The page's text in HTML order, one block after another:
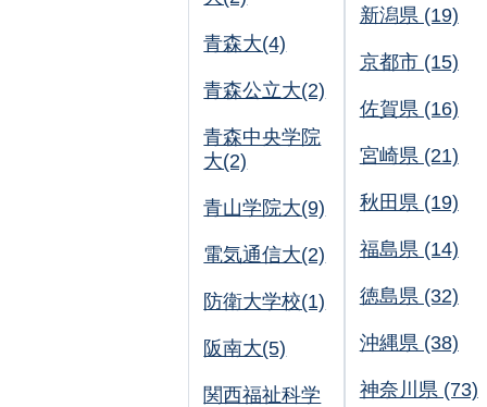
青森大(4)
青森公立大(2)
青森中央学院
大(2)
青山学院大(9)
電気通信大(2)
防衛大学校(1)
阪南大(5)
関西福祉科学
新潟県 (19)
京都市 (15)
佐賀県 (16)
宮崎県 (21)
秋田県 (19)
福島県 (14)
徳島県 (32)
沖縄県 (38)
神奈川県 (73)